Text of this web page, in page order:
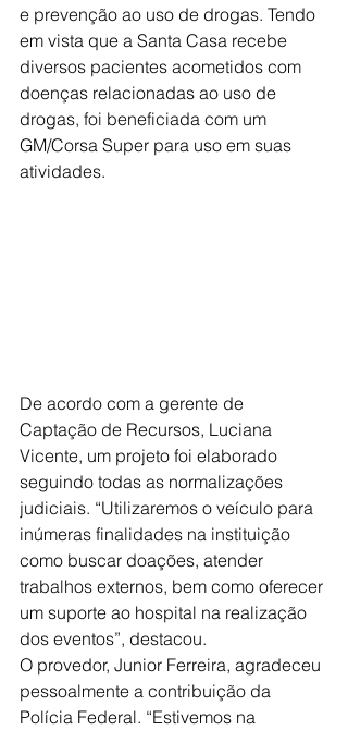
e prevenção ao uso de drogas. Tendo
em vista que a Santa Casa recebe
diversos pacientes acometidos com
doenças relacionadas ao uso de
drogas, foi beneficiada com um
GM/Corsa Super para uso em suas
atividades.
De acordo com a gerente de
Captação de Recursos, Luciana
Vicente, um projeto foi elaborado
seguindo todas as normalizações
judiciais. “Utilizaremos o veículo para
inúmeras finalidades na instituição
como buscar doações, atender
trabalhos externos, bem como oferecer
um suporte ao hospital na realização
dos eventos”, destacou.
O provedor, Junior Ferreira, agradeceu
pessoalmente a contribuição da
Polícia Federal. “Estivemos na